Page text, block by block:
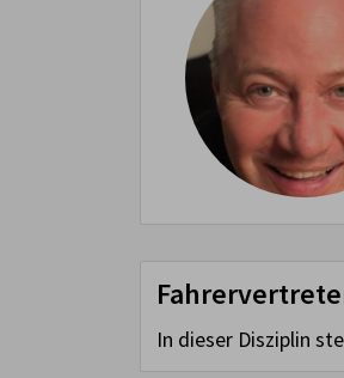
In dieser Disziplin